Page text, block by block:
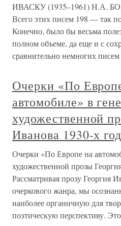
ИВАСКУ (1935–1961) Н.А.
Всего этих писем 198 — так
Конечно, было бы весьма
полном объеме, да еще и с
сравнительно немногих
Очерки «По
автомобиле» в
художественной
Иванова 1930-х
Очерки «По Европе на
художественной прозы
Рассматривая прозу Георгия
очеркового жанра, мы
наиболее органичную для
поэтическую перспективу.